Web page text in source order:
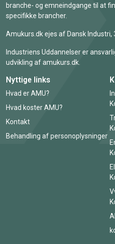
branche- og emneindgange til at
specifikke brancher.
Amukurs.dk ejes af Dansk Industri,
Industriens Uddannelser er
udvikling af amukurs.dk.
Nyttige links
Hvad er AMU?
Hvad koster AMU?
Kontakt
Behandling af personoplysninger